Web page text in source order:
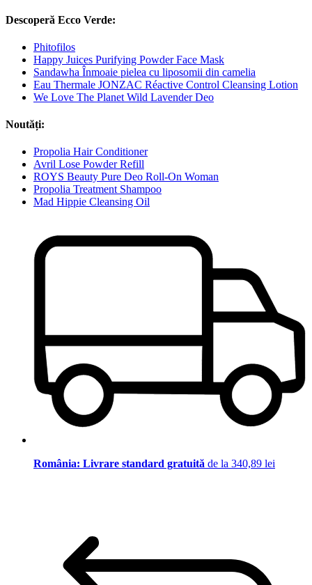
Descoperă Ecco Verde:
Phitofilos
Happy Juices Purifying Powder Face Mask
Sandawha Înmoaie pielea cu liposomii din camelia
Eau Thermale JONZAC Réactive Control Cleansing Lotion
We Love The Planet Wild Lavender Deo
Noutăți:
Propolia Hair Conditioner
Avril Lose Powder Refill
ROYS Beauty Pure Deo Roll-On Woman
Propolia Treatment Shampoo
Mad Hippie Cleansing Oil
România: Livrare standard gratuită de la 340,89 lei